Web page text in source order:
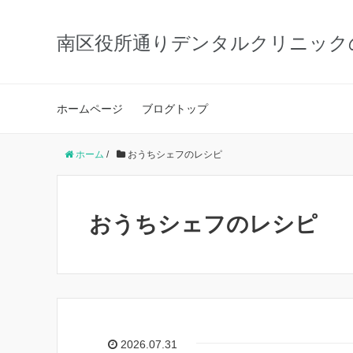
南区役所通りデンタルクリニッ
ホームページ ブログトップ
ホーム / おうちシェフのレシピ
おうちシェフのレシピ
2026.07.31